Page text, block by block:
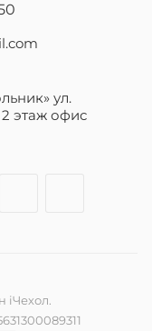
ул.
этаж офис
iЧехол.